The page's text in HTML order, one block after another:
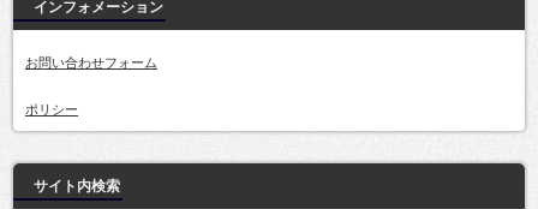
インフォメーション
お問い合わせフォーム
ポリシー
サイト内検索